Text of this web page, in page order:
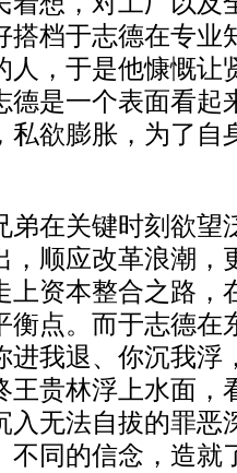
搭档于志德在专业
人，于是他慷慨让
德是一个表面看起
私欲膨胀，为了自
在关键时刻欲望
，顺应改革浪潮，
上资本整合之路，
衡点。而于志德在
进我退、你沉我浮
王贵林浮上水面，
入无法自拔的罪恶
不同的信念，造就